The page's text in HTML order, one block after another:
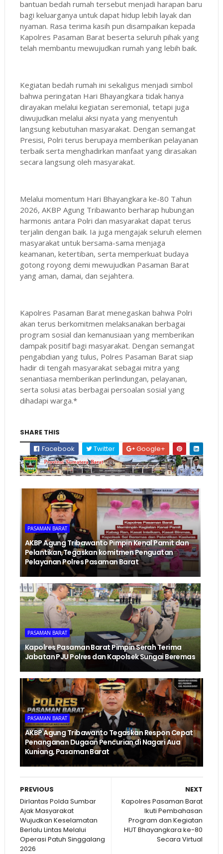
bantuan bedah rumah tersebut menjadi harapan baru
bagi keluarganya untuk dapat hidup lebih layak dan
nyaman. Rasa terima kasih pun disampaikan kepada
Kapolres Pasaman Barat beserta seluruh pihak yang
telah membantu mewujudkan rumah yang lebih baik.
Kegiatan bedah rumah ini sekaligus menjadi simbol
bahwa peringatan Hari Bhayangkara tidak hanya
dirayakan melalui kegiatan seremonial, tetapi juga
diwujudkan melalui aksi nyata yang menyentuh
langsung kebutuhan masyarakat. Dengan semangat
Presisi, Polri terus berupaya memberikan pelayanan
terbaik serta menghadirkan manfaat yang dirasakan
secara langsung oleh masyarakat.
Melalui momentum Hari Bhayangkara ke-80 Tahun
2026, AKBP Agung Tribawanto berharap hubungan
harmonis antara Polri dan masyarakat dapat terus
terjalin dengan baik. Ia juga mengajak seluruh elemen
masyarakat untuk bersama-sama menjaga
keamanan, ketertiban, serta memperkuat budaya
gotong royong demi mewujudkan Pasaman Barat
yang aman, damai, dan sejahtera.
Kapolres Pasaman Barat menegaskan bahwa Polri
akan terus berkomitmen melaksanakan berbagai
program sosial dan kemanusiaan yang memberikan
dampak positif bagi masyarakat. Dengan semangat
pengabdian yang tulus, Polres Pasaman Barat siap
hadir di tengah masyarakat sebagai mitra yang
senantiasa memberikan perlindungan, pelayanan,
serta solusi atas berbagai persoalan sosial yang
dihadapi warga.*
SHARE THIS
Facebook
Twitter Google+
PASAMAN BARAT
AKBP Agung Tribawanto Pimpin Kenal Pamit dan
Pelantikan,Tegaskan komitmen Penguatan
Pelayanan Polres Pasaman Barat
PASAMAN BARAT
Kapolres Pasaman Barat Pimpin Serah Terima
Jabatan PJU Polres dan Kapolsek Sungai Beremas
PASAMAN BARAT
AKBP Agung Tribawanto Tegaskan Respon Cepat
Penanganan Dugaan Pencurian di Nagari Aua
Kuniang, Pasaman Barat
NEXT
Kapolres Pasaman Barat
Ikuti Pembahasan
Program dan Kegiatan
HUT Bhayangkara ke-80
Secara Virtual
PREVIOUS
Dirlantas Polda Sumbar
Ajak Masyarakat
Wujudkan Keselamatan
Berlalu Lintas Melalui
Operasi Patuh Singgalang
2026